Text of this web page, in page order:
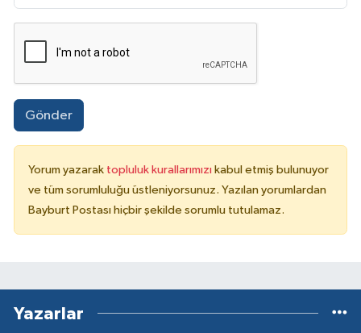
Gönder
Yorum yazarak topluluk kurallarımızı kabul etmiş bulunuyor
ve tüm sorumluluğu üstleniyorsunuz. Yazılan yorumlardan
Bayburt Postası hiçbir şekilde sorumlu tutulamaz.
Yazarlar